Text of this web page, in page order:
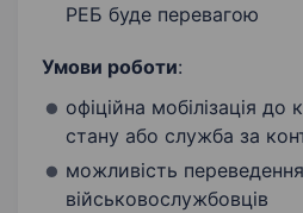
РЕБ буде перевагою
Умови роботи:
офіційна мобілізація до
стану або служба за
можливість
військовослужбовців